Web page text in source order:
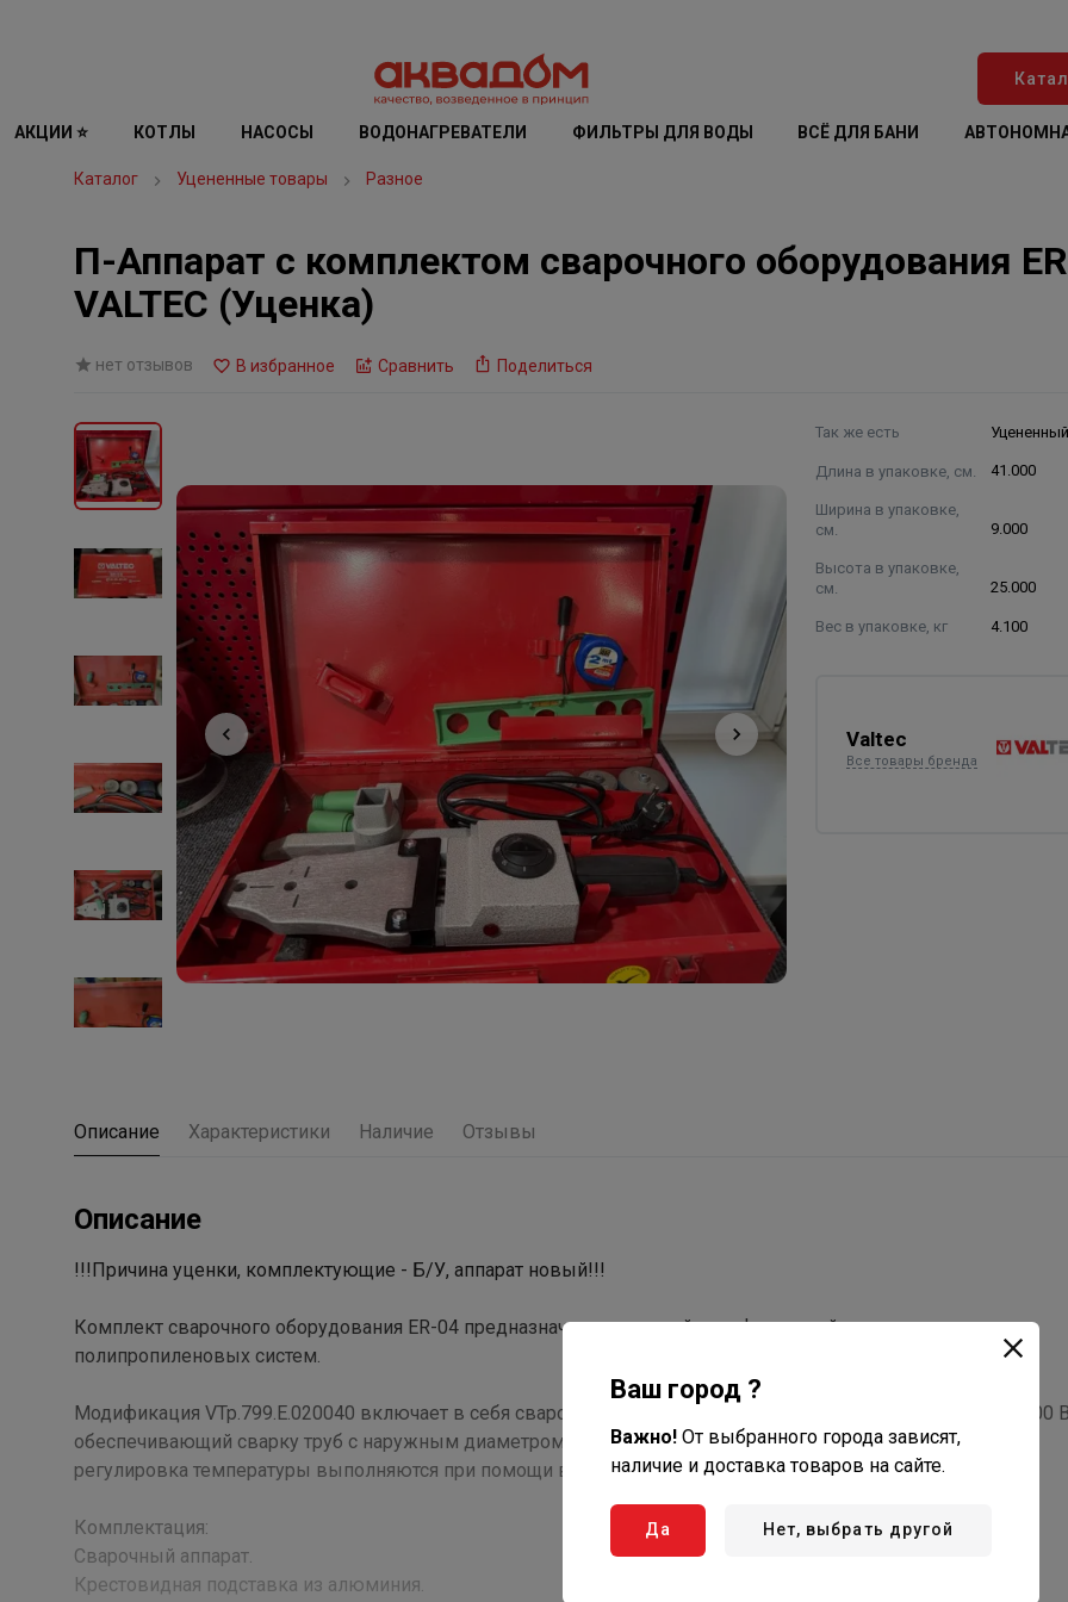
АКЦИИ ⭐ КОТЛЫ НАСОСЫ ВОДОНАГРЕВАТЕЛИ ФИЛЬТРЫ ДЛЯ ВОДЫ ВСЁ ДЛЯ БАНИ
Каталог Уцененные товары Разное
П-Аппарат с комплектом сварочного оборудования
VALTEC (Уценка)
нет отзывов В избранное Сравнить Поделиться
Так же есть
Длина в упаковке, см. 41.000
Ширина в упаковке,
см.
9.000
Высота в упаковке,
см.
25.000
Вес в упаковке, кг 4.100
Valtec
Все товары бренда
Описание Характеристики Наличие Отзывы
Описание
!!!Причина уценки, комплектующие - Б/У, аппарат новый!!!
Комплект сварочного оборудования ER-04 предназначен для ручной полифузионной сварки напорных
полипропиленовых систем.
Модификация VTp.799.E.020040 включает в себя сварочный аппарат с одним нагревателем мощностью 1200
обеспечивающий сварку труб с наружным диаметром от 20 до 40 мм. Включение, выключение аппарата и
регулировка температуры выполняются при помощи встроенного термостата.
Комплектация:
Сварочный аппарат.
Крестовидная подставка из алюминия.
Ваш город ?
Важно! От выбранного города зависят,
наличие и доставка товаров на сайте.
Да Нет, выбрать другой